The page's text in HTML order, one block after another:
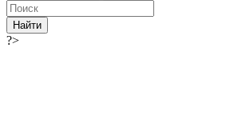
Найти
?>